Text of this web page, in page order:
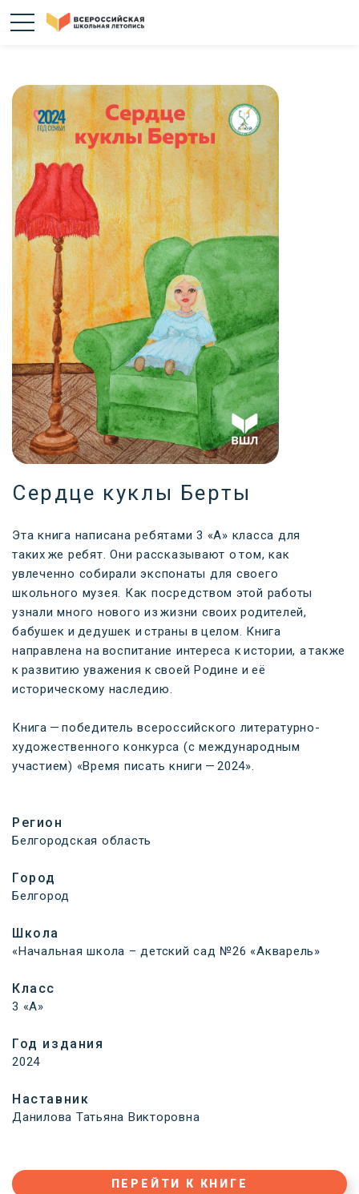
Сердце куклы Берты
Эта книга написана ребятами 3 «А» класса для
таких же ребят. Они рассказывают о том, как
увлеченно собирали экспонаты для своего
школьного музея. Как посредством этой работы
узнали много нового из жизни своих родителей,
бабушек и дедушек и страны в целом. Книга
направлена на воспитание интереса к истории, а также
к развитию уважения к своей Родине и её
историческому наследию.
Книга — победитель всероссийского литературно-
художественного конкурса (с международным
участием) «Время писать книги — 2024».
Регион
Белгородская область
Город
Белгород
Школа
«Начальная школа – детский сад №26 «Акварель»
Класс
3 «А»
Год издания
2024
Наставник
Данилова Татьяна Викторовна
ПЕРЕЙТИ К КНИГЕ